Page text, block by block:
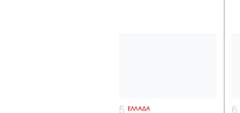
ΕΛΛΑΔΑ